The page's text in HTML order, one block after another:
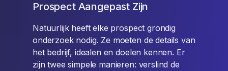
Prospect Aangepast Zijn
Natuurlijk heeft elke prospect grondig
onderzoek nodig. Ze moeten de details van
het bedrijf, idealen en doelen kennen. Er
zijn twee simpele manieren: verslind de